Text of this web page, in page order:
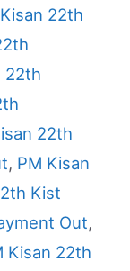
22th
22th
22th
, PM Kisan
Kist
Out,
Kisan 22th